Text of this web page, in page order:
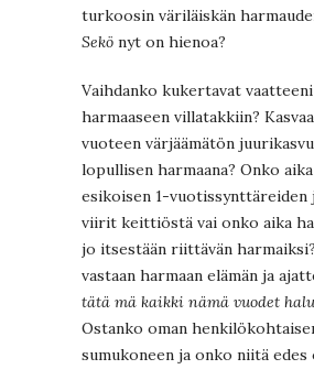
turkoosin väriläiskän
Sekö nyt on hienoa?
Vaihdanko kukertavat
harmaaseen villatakkiin?
vuoteen värjäämätön
lopullisen harmaana? Onko
esikoisen 1-vuotissynttäreiden
viirit keittiöstä vai onko aika
jo itsestään riittävän
vastaan harmaan elämän ja
tätä mä kaikki nämä vuodet
Ostanko oman
sumukoneen ja onko niitä edes